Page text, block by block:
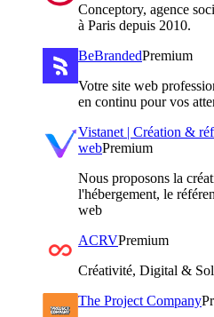
Conceptory, agence
à Paris depuis 2010.
BeBrandedPremium
Votre site web
en continu pour vos
Vistanet | Création &
webPremium
Nous proposons la
l'hébergement, le
web
ACRVPremium
Créativité, Digital &
The Project Company